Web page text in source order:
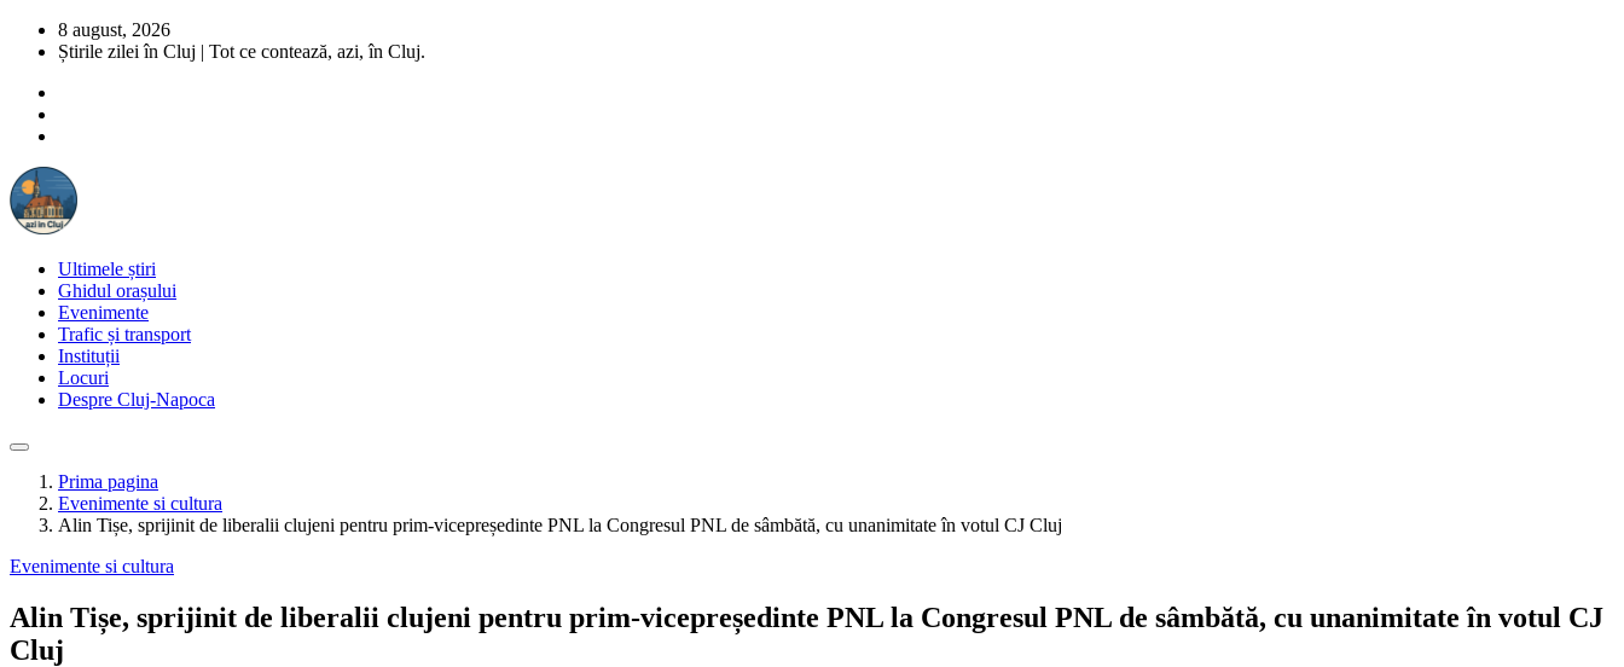
8 august, 2026
Știrile zilei în Cluj | Tot ce contează, azi, în Cluj.
Ultimele știri
Ghidul orașului
Evenimente
Trafic și transport
Instituții
Locuri
Despre Cluj-Napoca
Prima pagina
Evenimente si cultura
Alin Tișe, sprijinit de liberalii clujeni pentru prim-vicepreședinte PNL la Congresul PNL de sâmbătă, cu unanimitate în votul CJ Cluj
Evenimente si cultura
Alin Tișe, sprijinit de liberalii clujeni pentru prim-vicepreședinte PNL la Congresul PNL de sâmbătă, cu unanimitate în votul CJ
Cluj